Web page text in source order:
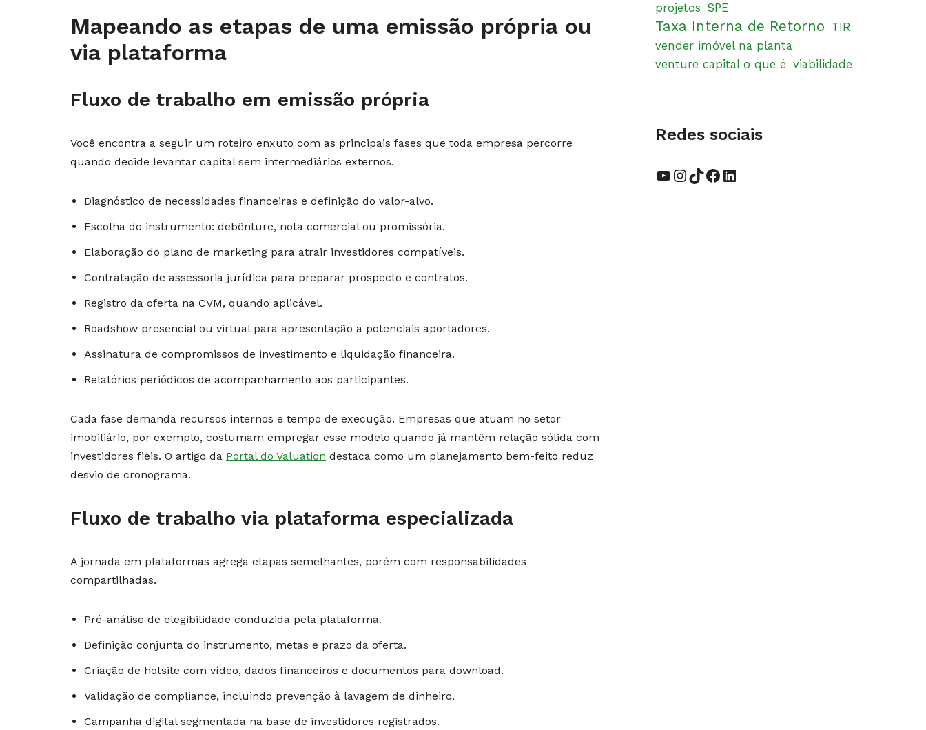
Mapeando as etapas de uma emissão própria ou
via plataforma
Fluxo de trabalho em emissão própria
Você encontra a seguir um roteiro enxuto com as principais fases que toda empresa percorre
quando decide levantar capital sem intermediários externos.
Diagnóstico de necessidades financeiras e definição do valor-alvo.
Escolha do instrumento: debênture, nota comercial ou promissória.
Elaboração do plano de marketing para atrair investidores compatíveis.
Contratação de assessoria jurídica para preparar prospecto e contratos.
Registro da oferta na CVM, quando aplicável.
Roadshow presencial ou virtual para apresentação a potenciais aportadores.
Assinatura de compromissos de investimento e liquidação financeira.
Relatórios periódicos de acompanhamento aos participantes.
Cada fase demanda recursos internos e tempo de execução. Empresas que atuam no setor
imobiliário, por exemplo, costumam empregar esse modelo quando já mantêm relação sólida com
investidores fiéis. O artigo da Portal do Valuation destaca como um planejamento bem-feito reduz
desvio de cronograma.
Fluxo de trabalho via plataforma especializada
A jornada em plataformas agrega etapas semelhantes, porém com responsabilidades
compartilhadas.
Pré-análise de elegibilidade conduzida pela plataforma.
Definição conjunta do instrumento, metas e prazo da oferta.
Criação de hotsite com vídeo, dados financeiros e documentos para download.
Validação de compliance, incluindo prevenção à lavagem de dinheiro.
Campanha digital segmentada na base de investidores registrados.
projetos SPE
Taxa Interna de Retorno TIR
vender imóvel na planta
venture capital o que é viabilidade
Redes sociais